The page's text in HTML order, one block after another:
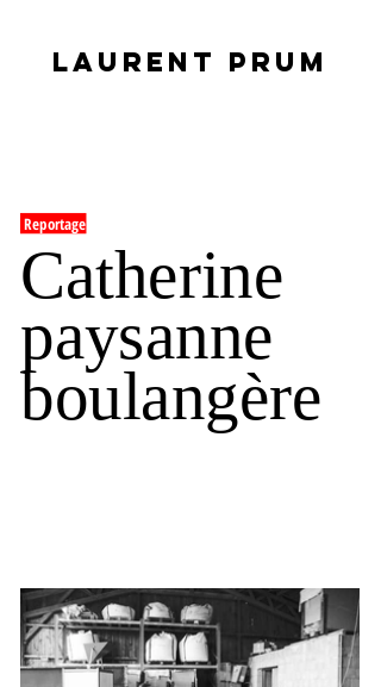
LAURENT PRUM
Reportage
Catherine
paysanne
boulangère